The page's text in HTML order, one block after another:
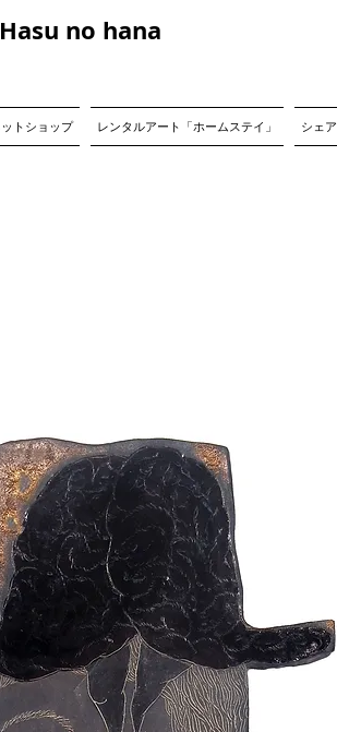
Hasu no hana
トショップ レンタルアート「ホームステイ」 シェ